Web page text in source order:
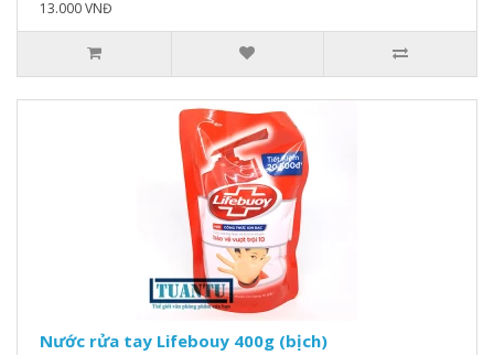
13.000 VNĐ
Nước rửa tay Lifebouy 400g (bịch)